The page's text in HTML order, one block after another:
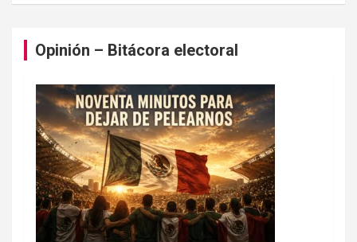
Opinión – Bitácora electoral